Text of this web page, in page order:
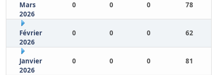
Mars
2026
0 0 0 78
Février
2026
0 0 0 62
Janvier
2026
0 0 0 81